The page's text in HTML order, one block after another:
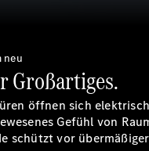
neu
Großartiges.
öffnen sich
Gefühl von
schützt vor